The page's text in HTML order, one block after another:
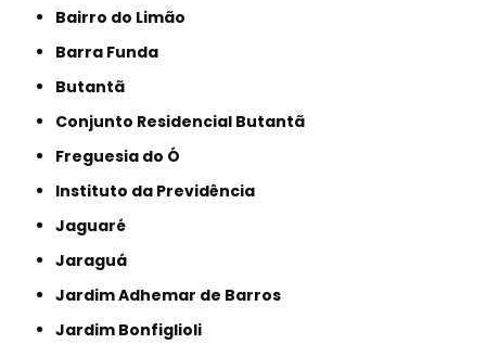
Bairro do Limão
Barra Funda
Butantã
Conjunto Residencial Butantã
Freguesia do Ó
Instituto da Previdência
Jaguaré
Jaraguá
Jardim Adhemar de Barros
Jardim Bonfiglioli